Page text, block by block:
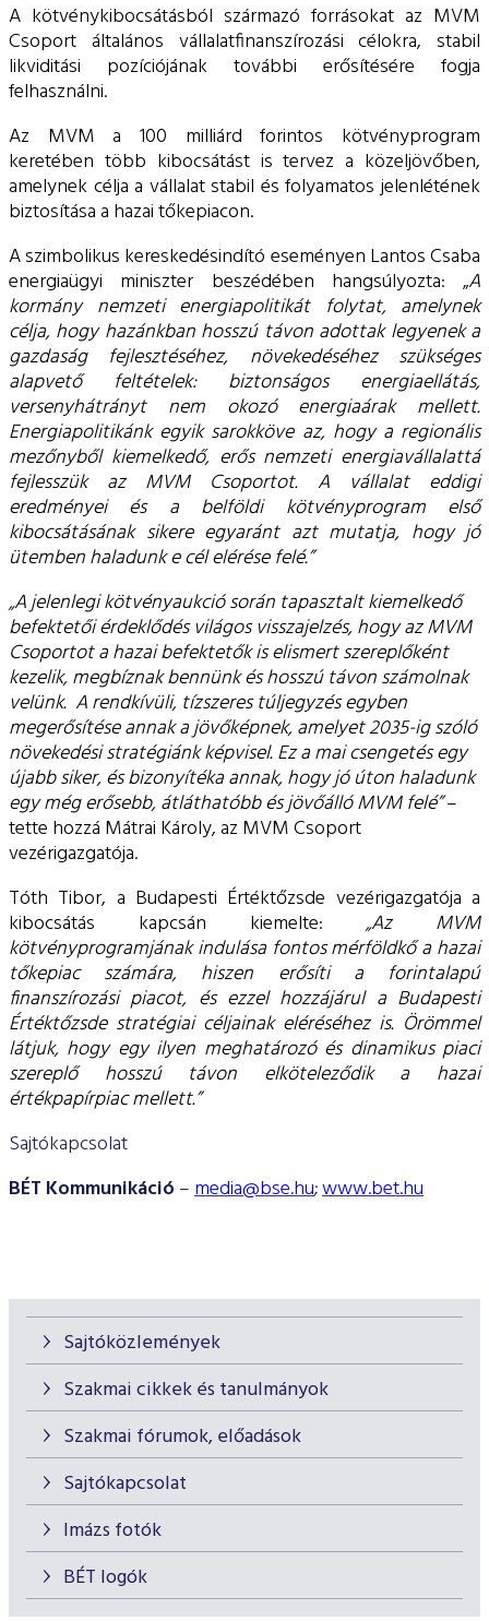
Sajtóközlemények
Szakmai cikkek és tanulmányok
Szakmai fórumok, előadások
Sajtókapcsolat
Imázs fotók
BÉT logók
A kötvénykibocsátásból származó forrásokat az MVM
Csoport általános vállalatfinanszírozási célokra, stabil
likviditási pozíciójának további erősítésére fogja
felhasználni.
Az MVM a 100 milliárd forintos kötvényprogram
keretében több kibocsátást is tervez a közeljövőben,
amelynek célja a vállalat stabil és folyamatos jelenlétének
biztosítása a hazai tőkepiacon.
A szimbolikus kereskedésindító eseményen Lantos Csaba
energiaügyi miniszter beszédében hangsúlyozta: „A
kormány nemzeti energiapolitikát folytat, amelynek
célja, hogy hazánkban hosszú távon adottak legyenek a
gazdaság fejlesztéséhez, növekedéséhez szükséges
alapvető feltételek: biztonságos energiaellátás,
versenyhátrányt nem okozó energiaárak mellett.
Energiapolitikánk egyik sarokköve az, hogy a regionális
mezőnyből kiemelkedő, erős nemzeti energiavállalattá
fejlesszük az MVM Csoportot. A vállalat eddigi
eredményei és a belföldi kötvényprogram első
kibocsátásának sikere egyaránt azt mutatja, hogy jó
ütemben haladunk e cél elérése felé.”
„A jelenlegi kötvényaukció során tapasztalt kiemelkedő
befektetői érdeklődés világos visszajelzés, hogy az MVM
Csoportot a hazai befektetők is elismert szereplőként
kezelik, megbíznak bennünk és hosszú távon számolnak
velünk. A rendkívüli, tízszeres túljegyzés egyben
megerősítése annak a jövőképnek, amelyet 2035-ig szóló
növekedési stratégiánk képvisel. Ez a mai csengetés egy
újabb siker, és bizonyítéka annak, hogy jó úton haladunk
egy még erősebb, átláthatóbb és jövőálló MVM felé”–
tette hozzá Mátrai Károly, az MVM Csoport
vezérigazgatója.
Tóth Tibor, a Budapesti Értéktőzsde vezérigazgatója a
kibocsátás kapcsán kiemelte: „Az MVM
kötvényprogramjának indulása fontos mérföldkő a hazai
tőkepiac számára, hiszen erősíti a forintalapú
finanszírozási piacot, és ezzel hozzájárul a Budapesti
Értéktőzsde stratégiai céljainak eléréséhez is. Örömmel
látjuk, hogy egy ilyen meghatározó és dinamikus piaci
szereplő hosszú távon elköteleződik a hazai
értékpapírpiac mellett.”
Sajtókapcsolat
BÉT Kommunikáció –media@bse.hu;www.bet.hu